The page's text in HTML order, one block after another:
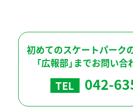
初めてのスケートパーク
「広報部」までお問い合
TEL 042-